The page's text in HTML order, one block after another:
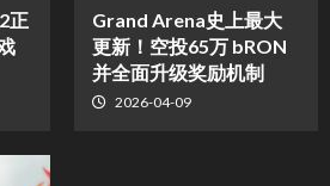
正
Grand Arena史上最大
更新！空投65万 bRON
并全面升级奖励机制
2026-04-09